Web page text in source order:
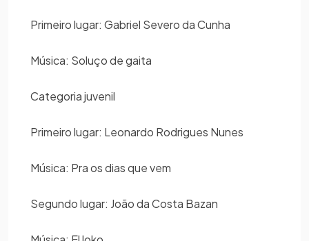
Primeiro lugar: Gabriel Severo da Cunha
Música: Soluço de gaita
Categoria juvenil
Primeiro lugar: Leonardo Rodrigues Nunes
Música: Pra os dias que vem
Segundo lugar: João da Costa Bazan